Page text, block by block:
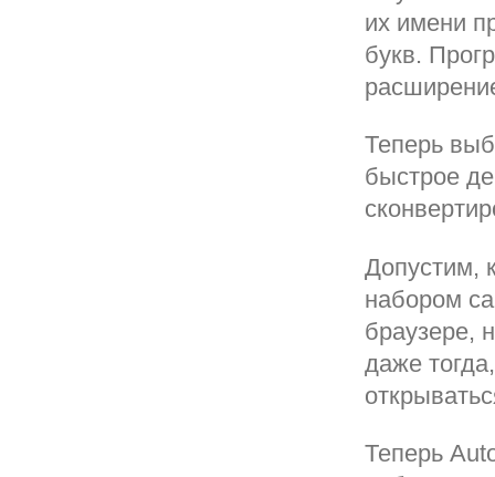
их имени
букв.
Теперь
быстрое
Допустим,
набором
браузере,
даже
Теперь